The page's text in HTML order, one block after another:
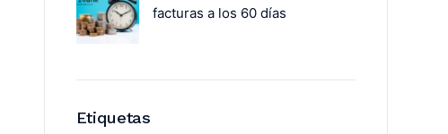
facturas a los 60 días
Etiquetas